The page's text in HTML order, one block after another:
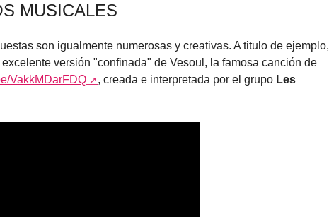
MUSICALES
son igualmente numerosas y creativas. A titulo de ejemplo,
excelente versión "confinada" de Vesoul, la famosa canción de
VakkMDarFDQ , creada e interpretada por el grupo Les